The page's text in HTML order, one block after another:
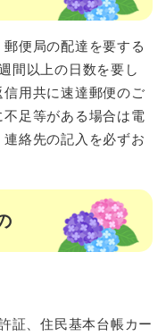
便局の配達を要する
間以上の日数を要し
用共に速達郵便のご
足等がある場合は電
絡先の記入を必ずお
証、住民基本台帳カー